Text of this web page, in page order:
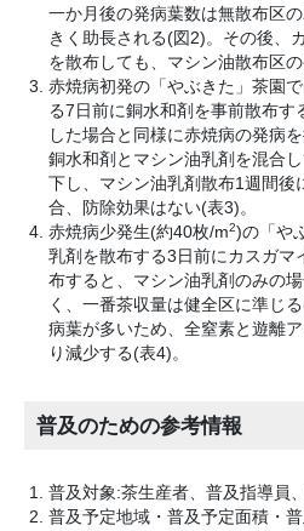
一か月後の発病葉数は無散布区
きく助長される(図2)。その後、
を散布しても、マシン油散布区
赤焼病初発の「やぶきた」茶園
る7日前に銅水和剤を事前散布す
した場合と同様に赤焼病の発病
銅水和剤とマシン油乳剤を混合
下し、マシン油乳剤散布1週間後
合、防除効果はない(表3)。
赤焼病少発生(約40枚/m2)の「や
乳剤を散布する3日前にカスガマ
布すると、マシン油乳剤のみの
く、一番茶収量は健全区に準じ
病葉が多いため、全窒素と遊離
り減少する(表4)。
普及のための参考情報
普及対象:茶生産者、普及指導員
普及予定地域・普及予定面積・